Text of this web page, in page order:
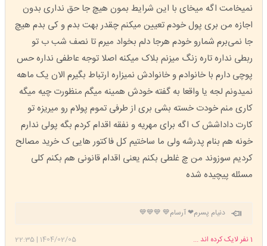
نمیخامت اگه میخای با این شرایط بمون هیچ جا حق نداری بدون
اجازه من بری پول خودم تعیین میکنم چقدر بهت بدم و کی بدم هیچ
جا نمی‌برم شمارو خودم هرجا دلم بخواد میرم تا نصف شب ب تو
ربطی نداره تاره زنگ میزنم بلاک میکنه اصلا توجه عاطفی نداره حس
پوچی دارم با خانوادم و خانوادش نمیزاره ارتباط بگیرم الان یک ماهه
نمیدونم لجه یا واقعا به گفته خودش همینه میگم منظورت چیه میگه
کاری منم خودت خسته بشی بری از طرفی تموم پولام رو میریزه تو
کارت داداشش ک اگه برای مهریه و نفقه اقدام کردم بگه پولی ندارم
خونه هم بنام پدرشه ولی ما ساختیم کل فاکتور هایی ک خرید مصالح
کردیم سوزوند من چ غلطی بکنم یعنی اقدام قانونی هم بکنم کلی
مسئله پیچیده شده
دنیام پسرم❤ آرسام💙 💙💙💙
1404/02/05
|
22:35 1نفر لایک کرده اند ...